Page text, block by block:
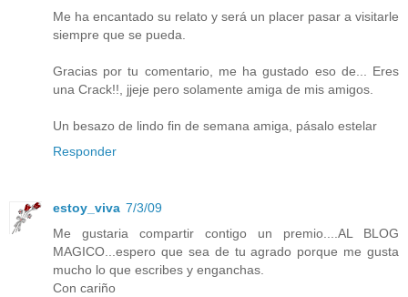
Me ha encantado su relato y será un placer pasar a visitarle
siempre que se pueda.
Gracias por tu comentario, me ha gustado eso de... Eres
una Crack!!, jjeje pero solamente amiga de mis amigos.
Un besazo de lindo fin de semana amiga, pásalo estelar
Responder
estoy_viva 7/3/09
Me gustaria compartir contigo un premio....AL BLOG
MAGICO...espero que sea de tu agrado porque me gusta
mucho lo que escribes y enganchas.
Con cariño